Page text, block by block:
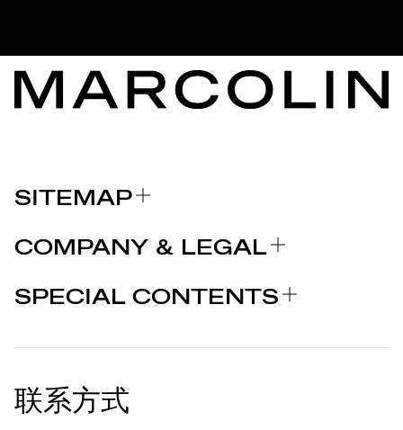
SITEMAP
品牌
新闻发布
COMPANY & LEGAL
法律声明
关于投诉个人数据处理的信息
SPECIAL CONTENTS
EU DECLARATION OF
新闻发布
联系方式